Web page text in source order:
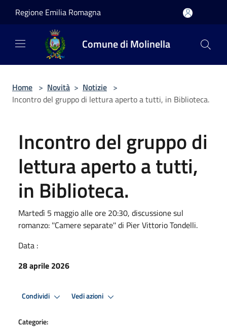
Regione Emilia Romagna
Comune di Molinella
Home > Novità > Notizie >
Incontro del gruppo di lettura aperto a tutti, in Biblioteca.
Incontro del gruppo di
lettura aperto a tutti,
in Biblioteca.
Martedì 5 maggio alle ore 20:30, discussione sul
romanzo: ''Camere separate'' di Pier Vittorio Tondelli.
Data :
28 aprile 2026
Condividi Vedi azioni
Categorie: